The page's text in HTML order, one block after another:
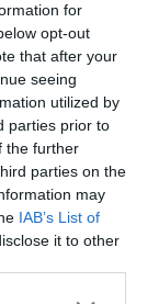
for
opt-out
that after your
seeing
utilized by
parties prior to
the further
parties on the
may
IAB’s List of
it to other
της
συμβάσεις
και η